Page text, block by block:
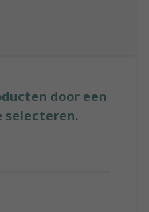
door een
selecteren.